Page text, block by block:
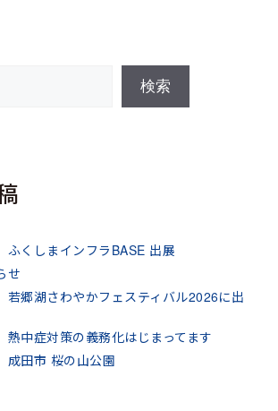
検索
ふくしまインフラBASE 出展
せ
若郷湖さわやかフェスティバル2026に出
熱中症対策の義務化はじまってます
成田市 桜の山公園